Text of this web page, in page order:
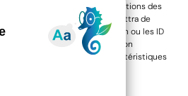
et/ou accéder aux informations des
à ces technologies nous permettra de
le comportement de navigation ou les ID
ne pas consentir ou de retirer son
négatif sur certaines caractéristiques